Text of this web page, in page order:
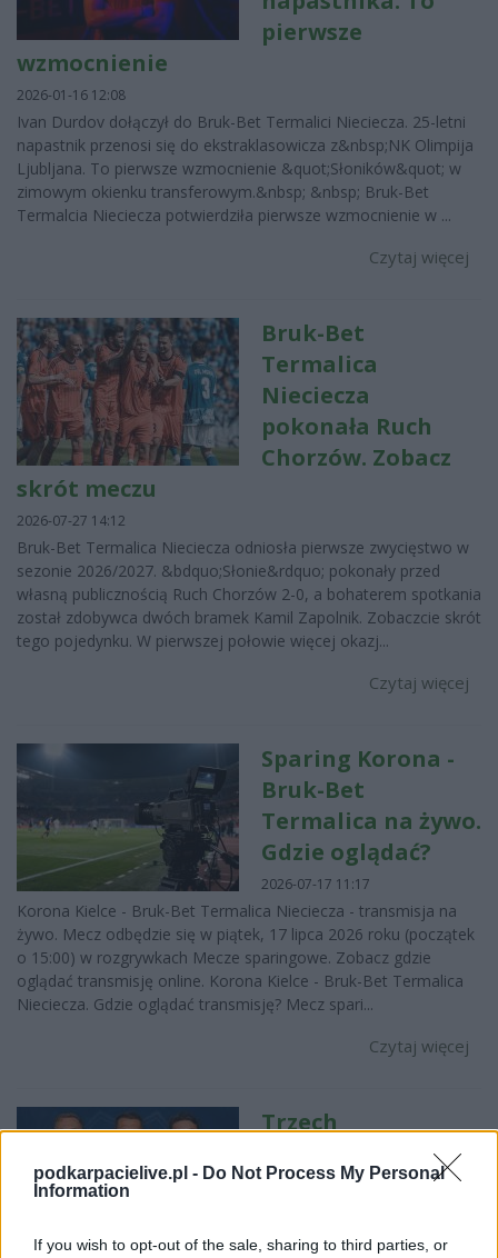
podkarpacielive.pl - Do Not Process My Personal
Information
If you wish to opt-out of the sale, sharing to third parties, or
pierwsze
wzmocnienie
2026-01-16 12:08
Ivan Durdov dołączył do Bruk-Bet Termalici Nieciecza. 25-letni
napastnik przenosi się do ekstraklasowicza z&nbsp;NK Olimpija
Ljubljana. To pierwsze wzmocnienie &quot;Słoników&quot; w
zimowym okienku transferowym.&nbsp; &nbsp; Bruk-Bet
Termalcia Nieciecza potwierdziła pierwsze wzmocnienie w ...
Czytaj więcej
Bruk-Bet
Termalica
Nieciecza
pokonała Ruch
Chorzów. Zobacz
skrót meczu
2026-07-27 14:12
Bruk-Bet Termalica Nieciecza odniosła pierwsze zwycięstwo w
sezonie 2026/2027. &bdquo;Słonie&rdquo; pokonały przed
własną publicznością Ruch Chorzów 2-0, a bohaterem spotkania
został zdobywca dwóch bramek Kamil Zapolnik. Zobaczcie skrót
tego pojedynku. W pierwszej połowie więcej okazj...
Czytaj więcej
Sparing Korona -
Bruk-Bet
Termalica na żywo.
Gdzie oglądać?
2026-07-17 11:17
Korona Kielce - Bruk-Bet Termalica Nieciecza - transmisja na
żywo. Mecz odbędzie się w piątek, 17 lipca 2026 roku (początek
o 15:00) w rozgrywkach Mecze sparingowe. Zobacz gdzie
oglądać transmisję online. Korona Kielce - Bruk-Bet Termalica
Nieciecza. Gdzie oglądać transmisję? Mecz spari...
Czytaj więcej
Trzech
opuszcza Niecieczę